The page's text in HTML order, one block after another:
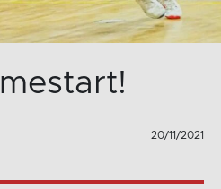
20/11/2021